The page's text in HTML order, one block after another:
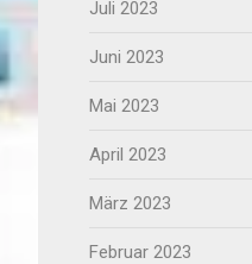
Juli 2023
Juni 2023
Mai 2023
April 2023
März 2023
Februar 2023